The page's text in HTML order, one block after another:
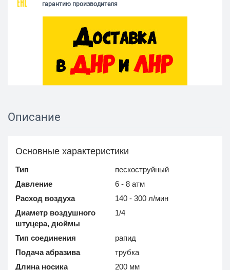
гарантию производителя
Описание
Основные характеристики
Тип
пескоструйный
Давление
6 - 8 атм
Расход воздуха
140 - 300 л/мин
Диаметр воздушного
штуцера, дюймы
1/4
Тип соединения
рапид
Подача абразива
трубка
Длина носика
200 мм